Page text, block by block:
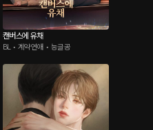
캔버스에 유채
BL • 계약연애 • 능글공